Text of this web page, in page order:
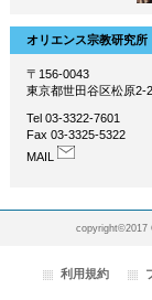
オリエンス宗教研究所
〒156-0043
東京都世田谷区松原2-
Tel 03-3322-7601
Fax 03-3325-5322
MAIL
copyright©2017
利用規約